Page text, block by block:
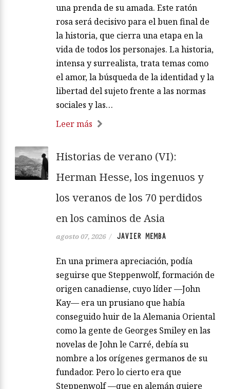
una prenda de su amada. Este ratón
rosa será decisivo para el buen final de
la historia, que cierra una etapa en la
vida de todos los personajes. La historia,
intensa y surrealista, trata temas como
el amor, la búsqueda de la identidad y la
libertad del sujeto frente a las normas
sociales y las…
Leer más
Historias de verano (VI):
Herman Hesse, los ingenuos y
los veranos de los 70 perdidos
en los caminos de Asia
agosto 07, 2026 / JAVIER MEMBA
En una primera apreciación, podía
seguirse que Steppenwolf, formación de
origen canadiense, cuyo líder —John
Kay— era un prusiano que había
conseguido huir de la Alemania Oriental
como la gente de Georges Smiley en las
novelas de John le Carré, debía su
nombre a los orígenes germanos de su
fundador. Pero lo cierto era que
Steppenwolf —que en alemán quiere